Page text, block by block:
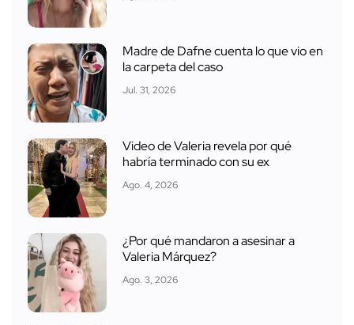
Madre de Dafne cuenta lo que vio en
la carpeta del caso
Jul. 31, 2026
Video de Valeria revela por qué
habría terminado con su ex
Ago. 4, 2026
¿Por qué mandaron a asesinar a
Valeria Márquez?
Ago. 3, 2026